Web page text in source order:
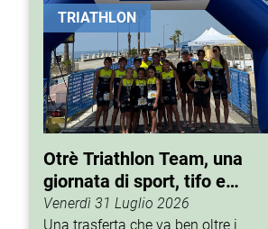
TRIATHLON
Otrè Triathlon Team, una
giornata di sport, tifo e
condivisione
Venerdì 31 Luglio 2026
Una trasferta che va ben oltre i